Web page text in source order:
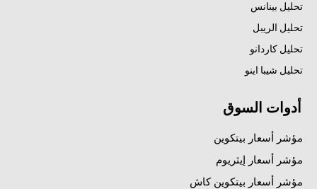
تحليل بينانس
تحليل الريبل
تحليل كاردانو
تحليل شيبا اينو
أدوات السوق
مؤشر أسعار بيتكوين
مؤشر أسعار إيثريوم
مؤشر أسعار بيتكوين كاش